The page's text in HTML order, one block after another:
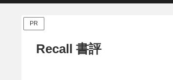
PR
Recall 書評